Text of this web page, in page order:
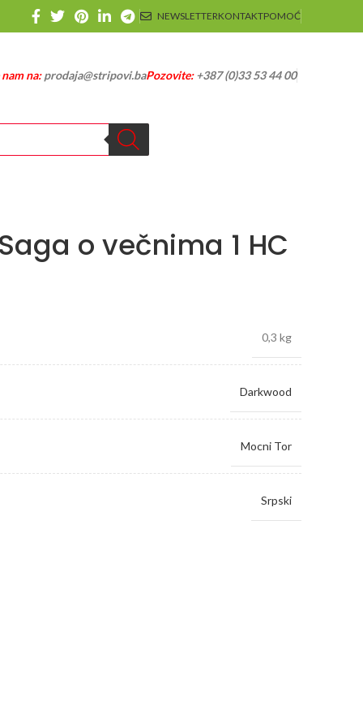
NEWSLETTERKONTAKTPOMOĆ
na:prodaja@stripovi.baPozovite:+387 (0)33 53 44 00
o večnima 1 HC
0,3 kg
Darkwood
Mocni Tor
Srpski